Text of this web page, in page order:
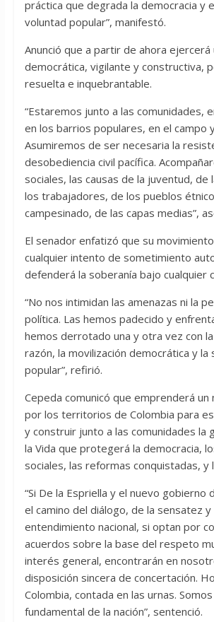
práctica que degrada la democracia y
voluntad popular”, manifestó.
Anunció que a partir de ahora ejercerá
democrática, vigilante y constructiva,
resuelta e inquebrantable.
“Estaremos junto a las comunidades,
en los barrios populares, en el campo
Asumiremos de ser necesaria la
desobediencia civil pacífica.
sociales, las causas de la juventud, de
los trabajadores, de los pueblos
campesinado, de las capas medias”,
El senador enfatizó que su
cualquier intento de sometimiento
defenderá la soberanía bajo cualquier
“No nos intimidan las amenazas ni la
política. Las hemos padecido y
hemos derrotado una y otra vez con
razón, la movilización democrática y la
popular”, refirió.
Cepeda comunicó que emprenderá
por los territorios de Colombia para
y construir junto a las comunidades la
la Vida que protegerá la democracia,
sociales, las reformas conquistadas, y
“Si De la Espriella y el nuevo gobierno
el camino del diálogo, de la sensatez y
entendimiento nacional, si optan por
acuerdos sobre la base del respeto
interés general, encontrarán en
disposición sincera de concertación.
Colombia, contada en las urnas.
fundamental de la nación”, sentenció.